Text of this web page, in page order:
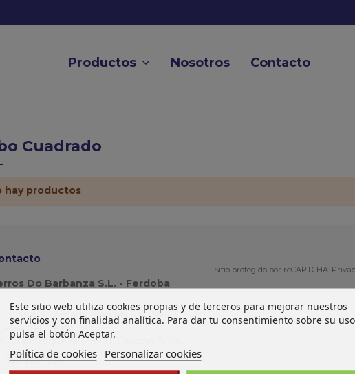
Productos Nosotros Contacto
Cuadrado
hay productos
Do Barbanza S.L. - Ferdoba
Ind. a Tomada, Parcela 4A, 15940,
del Caramiñal
San Roque 44, 15991, Cespón Boiro,
981 862 103
Sitio protegido por reCAPTCHA.
Este sitio web utiliza cookies propias y de terceros para mejorar nuestros
servicios y con finalidad analítica. Para dar tu consentimiento sobre su uso
pulsa el botón Aceptar.
Política de cookies Personalizar cookies